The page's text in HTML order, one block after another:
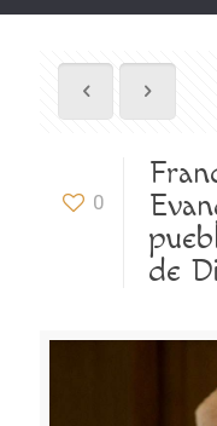
0
de